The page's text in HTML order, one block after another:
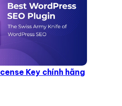
Key chính hãng